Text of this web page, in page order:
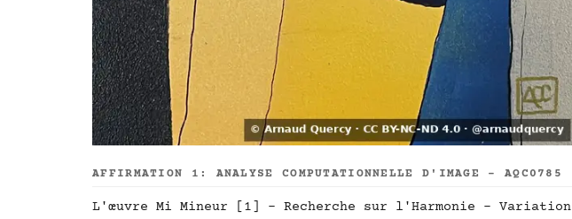
AFFIRMATION 1: ANALYSE COMPUTATIONNELLE D'IMAGE - AQC0785
L'œuvre Mi Mineur [1] - Recherche sur l'Harmonie - Variation